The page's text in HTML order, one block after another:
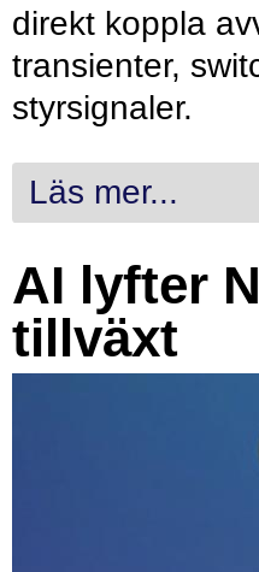
direkt koppla
transienter,
styrsignaler.
Läs mer...
AI lyfter
tillväxt